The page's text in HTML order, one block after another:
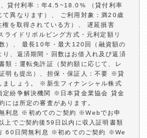
貸付利率：年4.5~18.0% （貸付利率
て異なります）、 ご利用対象：満20歳
を取得されている方）、 遅延損害
イドリボルビング方式・元利定額リ
）、 最長10年・最大120回（融資額の
、返済期間・回数はお借入れ及び返済
類：運転免許証（契約額に応じて、レ
明も提出）、担保・保証人：不要 ※貸
ましょう。 ※新生フィナンシャル株式
定紛争解決機関 ※日本貸金業協会 貸金
は所定の審査があります。
利息 ※初めてのご契約 ※Webでお申
上でご契約後59日以内に収入証明書類
60日間無利息 ※初めてのご契約 ※We